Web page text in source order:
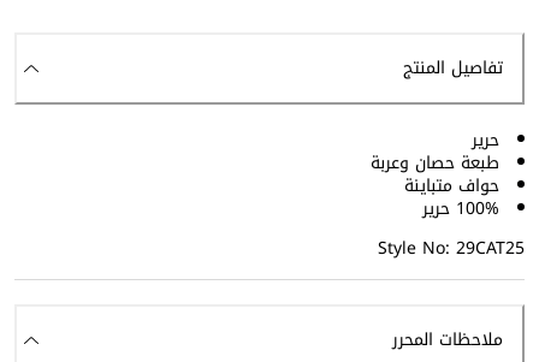
تفاصيل المنتج
حرير
طبعة حصان وعربة
حواف متباينة
100% حرير
Style No: 29CAT25
ملاحظات المحرر